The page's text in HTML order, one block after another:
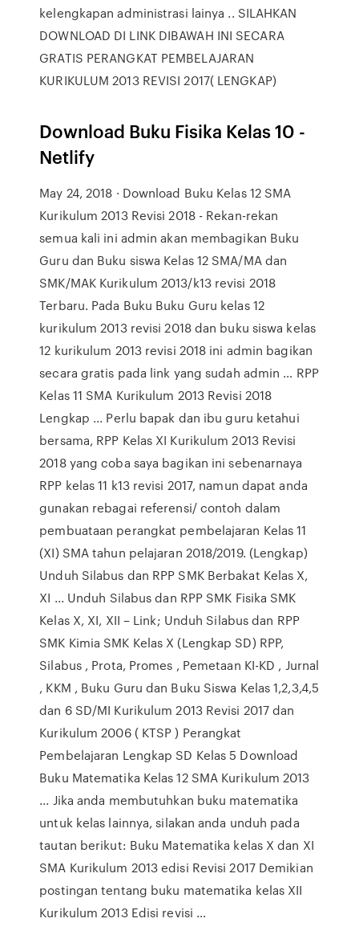
kelengkapan administrasi lainya .. SILAHKAN
DOWNLOAD DI LINK DIBAWAH INI SECARA
GRATIS PERANGKAT PEMBELAJARAN
KURIKULUM 2013 REVISI 2017( LENGKAP)
Download Buku Fisika Kelas 10 -
Netlify
May 24, 2018 · Download Buku Kelas 12 SMA
Kurikulum 2013 Revisi 2018 - Rekan-rekan
semua kali ini admin akan membagikan Buku
Guru dan Buku siswa Kelas 12 SMA/MA dan
SMK/MAK Kurikulum 2013/k13 revisi 2018
Terbaru. Pada Buku Buku Guru kelas 12
kurikulum 2013 revisi 2018 dan buku siswa kelas
12 kurikulum 2013 revisi 2018 ini admin bagikan
secara gratis pada link yang sudah admin … RPP
Kelas 11 SMA Kurikulum 2013 Revisi 2018
Lengkap ... Perlu bapak dan ibu guru ketahui
bersama, RPP Kelas XI Kurikulum 2013 Revisi
2018 yang coba saya bagikan ini sebenarnaya
RPP kelas 11 k13 revisi 2017, namun dapat anda
gunakan rebagai referensi/ contoh dalam
pembuataan perangkat pembelajaran Kelas 11
(XI) SMA tahun pelajaran 2018/2019. (Lengkap)
Unduh Silabus dan RPP SMK Berbakat Kelas X,
XI ... Unduh Silabus dan RPP SMK Fisika SMK
Kelas X, XI, XII – Link; Unduh Silabus dan RPP
SMK Kimia SMK Kelas X (Lengkap SD) RPP,
Silabus , Prota, Promes , Pemetaan KI-KD , Jurnal
, KKM , Buku Guru dan Buku Siswa Kelas 1,2,3,4,5
dan 6 SD/MI Kurikulum 2013 Revisi 2017 dan
Kurikulum 2006 ( KTSP ) Perangkat
Pembelajaran Lengkap SD Kelas 5 Download
Buku Matematika Kelas 12 SMA Kurikulum 2013
... Jika anda membutuhkan buku matematika
untuk kelas lainnya, silakan anda unduh pada
tautan berikut: Buku Matematika kelas X dan XI
SMA Kurikulum 2013 edisi Revisi 2017 Demikian
postingan tentang buku matematika kelas XII
Kurikulum 2013 Edisi revisi …